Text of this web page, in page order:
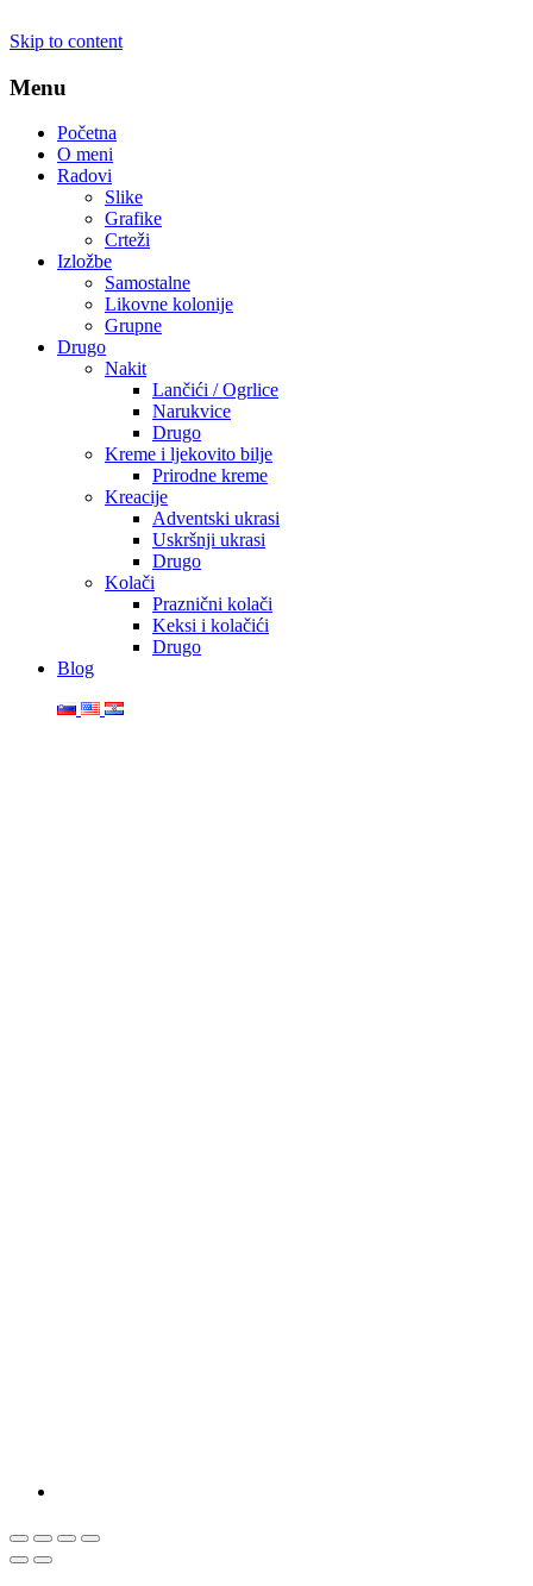
Skip to content
Menu
Početna
O meni
Radovi
Slike
Grafike
Crteži
Izložbe
Samostalne
Likovne kolonije
Grupne
Drugo
Nakit
Lančići / Ogrlice
Narukvice
Drugo
Kreme i ljekovito bilje
Prirodne kreme
Kreacije
Adventski ukrasi
Uskršnji ukrasi
Drugo
Kolači
Praznični kolači
Keksi i kolačići
Drugo
Blog